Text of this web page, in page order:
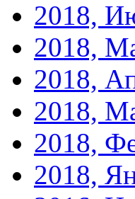
2018,
2018,
2018,
2018,
2018,
2018,